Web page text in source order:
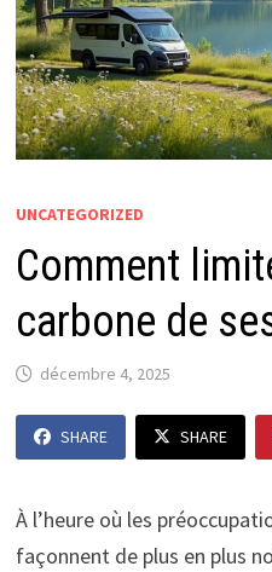
UNCATEGORIZED
Comment
carbone de
décembre 4, 2025
SHARE SHARE
À l’heure où les
façonnent de plus en plus